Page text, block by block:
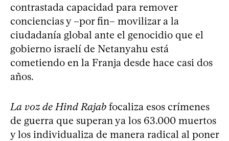
contrastada capacidad para remover
conciencias y –por fin– movilizar a la
ciudadanía global ante el genocidio que el
gobierno israelí de Netanyahu está
cometiendo en la Franja desde hace casi dos
años.
La voz de Hind Rajab focaliza esos crímenes
de guerra que superan ya los 63.000 muertos
y los individualiza de manera radical al poner